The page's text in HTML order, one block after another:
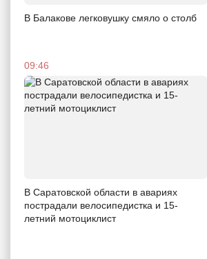
В Балакове легковушку смяло о столб
09:46
В Саратовской области в авариях
пострадали велосипедистка и 15-
летний мотоциклист